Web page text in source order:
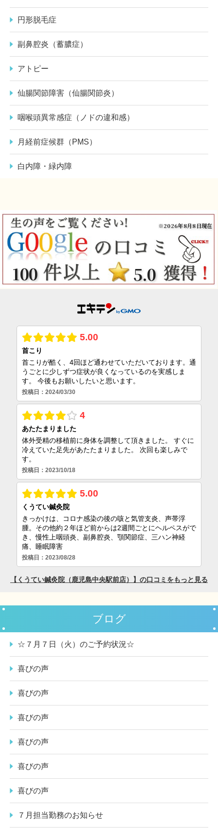
円形脱毛症
副鼻腔炎（蓄膿症）
アトピー
仙腸関節障害（仙腸関節炎）
咽喉頭異常感症（ノドの違和感）
月経前症候群（PMS）
白内障・緑内障
※2026年8月8日現在
100 5.0
ブログ
☆７月７日（火）のご予約状況☆
喜びの声
喜びの声
喜びの声
喜びの声
喜びの声
喜びの声
７月担当勤務のお知らせ